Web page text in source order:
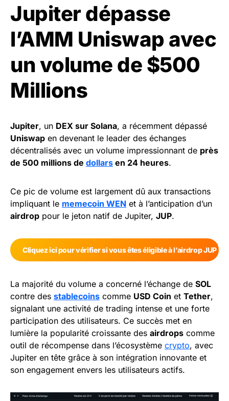
Jupiter dépasse
l’AMM Uniswap avec
un volume de $500
Millions
Jupiter, un DEX sur Solana, a récemment dépassé
Uniswap en devenant le leader des échanges
décentralisés avec un volume impressionnant de près
de 500 millions de dollars en 24 heures.
Ce pic de volume est largement dû aux transactions
impliquant le memecoin WEN et à l’anticipation d’un
airdrop pour le jeton natif de Jupiter, JUP.
Cliquez ici pour vérifier si vous êtes éligible à l’airdrop JUP
La majorité du volume a concerné l’échange de SOL
contre des stablecoins comme USD Coin et Tether,
signalant une activité de trading intense et une forte
participation des utilisateurs. Ce succès met en
lumière la popularité croissante des airdrops comme
outil de récompense dans l’écosystème crypto, avec
Jupiter en tête grâce à son intégration innovante et
son engagement envers les utilisateurs actifs.